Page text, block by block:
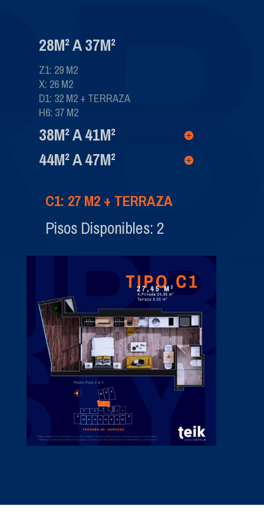
28M² A 37M²
Z1: 29 M2
X: 26 M2
D1: 32 M2 + TERRAZA
H6: 37 M2
38M² A 41M²
44M² A 47M²
C1: 27 M2 + TERRAZA
Pisos Disponibles: 2